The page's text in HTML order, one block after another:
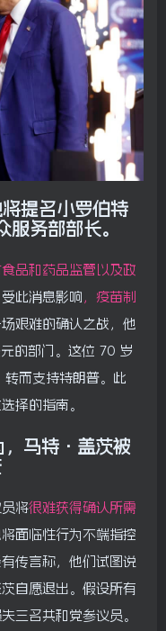
提名小罗伯特
务部部长。
品和药品监管以及政
受此消息影响 ，疫苗制
艰难的确认之战，他
的部门。这位 70 岁
而支持特朗普。此
择的指南。
，马特·盖茨被
将很难获得确认所需
面临性行为不端指控
传言称，他们试图说
自愿退出。假设所有
三名共和党参议员。